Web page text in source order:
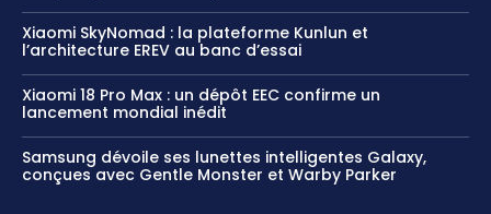
Xiaomi SkyNomad : la plateforme Kunlun et
l’architecture EREV au banc d’essai
Xiaomi 18 Pro Max : un dépôt EEC confirme un
lancement mondial inédit
Samsung dévoile ses lunettes intelligentes Galaxy,
conçues avec Gentle Monster et Warby Parker